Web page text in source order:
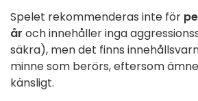
Spelet rekommenderas inte för
år och innehåller inga
säkra), men det finns
minne som berörs, eftersom
känsligt.